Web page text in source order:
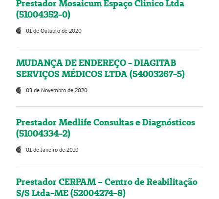
Prestador Mosaicum Espaço Clínico Ltda
(51004352-0)
01 de Outubro de 2020
MUDANÇA DE ENDEREÇO - DIAGITAB
SERVIÇOS MÉDICOS LTDA (54003267-5)
03 de Novembro de 2020
Prestador Medlife Consultas e Diagnósticos
(51004334-2)
01 de Janeiro de 2019
Prestador CERPAM – Centro de Reabilitação
S/S Ltda-ME (52004274-8)